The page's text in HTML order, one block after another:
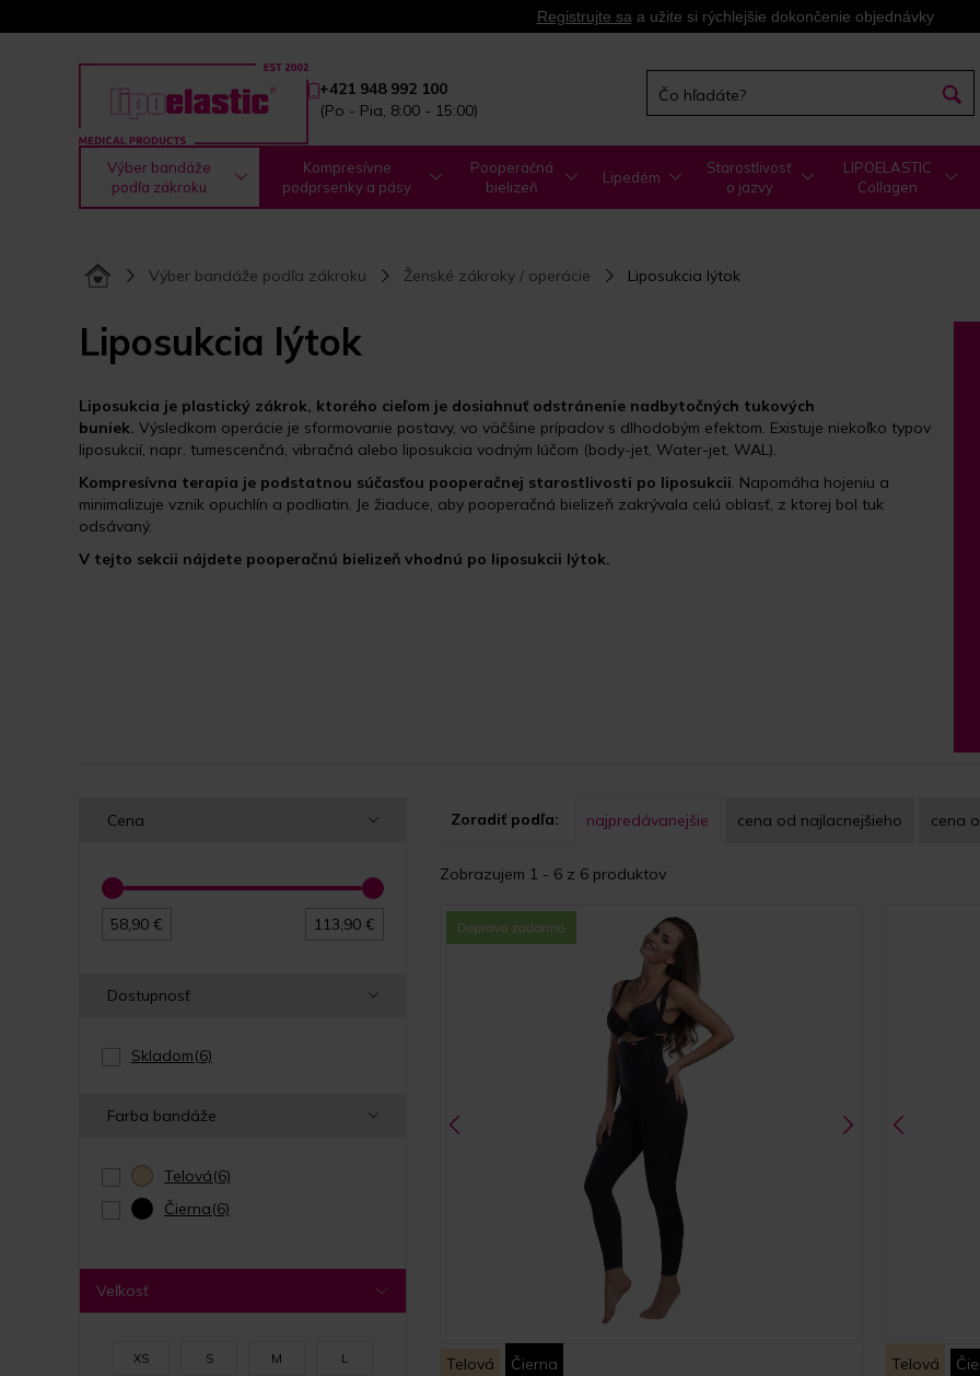
Registrujte sa a užite si rýchlejšie dokončenie objednávky
+421 948 992 100
(Po - Pia, 8:00 - 15:00)
Výber bandáže
podľa zákroku
Kompresívne
podprsenky a pásy
Pooperačná
bielizeň
Lipedém
Starostlivosť
o jazvy
LIPOELASTIC
Collagen
Výber bandáže podľa zákroku Ženské zákroky / operácie Liposukcia lýtok
Liposukcia lýtok
Liposukcia je plastický zákrok, ktorého cieľom je dosiahnuť odstránenie nadbytočných tukových
buniek. Výsledkom operácie je sformovanie postavy, vo väčšine prípadov s dlhodobým efektom. Existuje niekoľko typov
liposukcií, napr. tumescenčná, vibračná alebo liposukcia vodným lúčom (body-jet, Water-jet, WAL).
Kompresívna terapia je podstatnou súčasťou pooperačnej starostlivosti po liposukcii. Napomáha hojeniu a
minimalizuje vznik opuchlín a podliatin. Je žiaduce, aby pooperačná bielizeň zakrývala celú oblasť, z ktorej bol tuk
odsávaný.
V tejto sekcii nájdete pooperačnú bielizeň vhodnú po liposukcii lýtok.
Cena
58,90 € 113,90 €
Dostupnosť
Skladom(6)
Farba bandáže
Telová(6)
Čierna(6)
Veľkosť
XS S M L
Zoradiť podľa: najpredávanejšie cena od najlacnejšieho cena
Zobrazujem 1 - 6 z 6 produktov
Telová Čierna Telová